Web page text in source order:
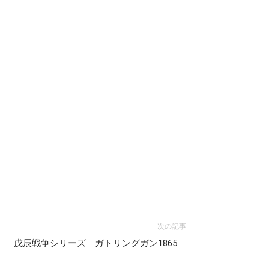
次の記事
戊辰戦争シリーズ ガトリングガン1865